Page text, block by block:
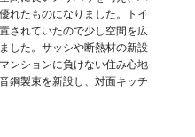
れたものになりました。トイ
されていたので少し空間を広
した。サッシや断熱材の新設
ンションに負けない住み心地
鋼製束を新設し、対面キッチ